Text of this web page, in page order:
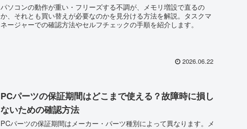
パソコンの動作が重い・フリーズする不調が、メモリ増設で直るの
か、それとも買い替えが必要なのかを見分ける方法を解説。タスクマ
ネージャーでの確認方法やセルフチェックの手順を紹介します。
2026.06.22
PCパーツの保証期間はどこまで使える？故障時に損し
ないための確認方法
PCパーツの保証期間はメーカー・パーツ種別によって異なります。メ